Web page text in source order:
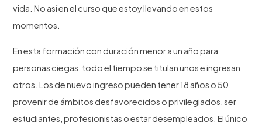
vida. No así en el curso que estoy llevando en estos
momentos.
En esta formación con duración menor a un año para
personas ciegas, todo el tiempo se titulan unos e ingresan
otros. Los de nuevo ingreso pueden tener 18 años o 50,
provenir de ámbitos desfavorecidos o privilegiados, ser
estudiantes, profesionistas o estar desempleados. El único